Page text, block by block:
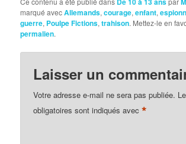
marqué avecAllemands,courage,enfant,
guerre, Poulpe Fictions,trahison. Mettez-le en
permalien.
Laisser un
Votre adresse e-mail ne sera pas publiée.
obligatoires sont indiqués avec*